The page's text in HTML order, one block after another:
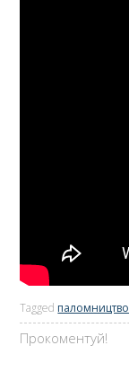
Tagged паломництво
Прокоментуй!